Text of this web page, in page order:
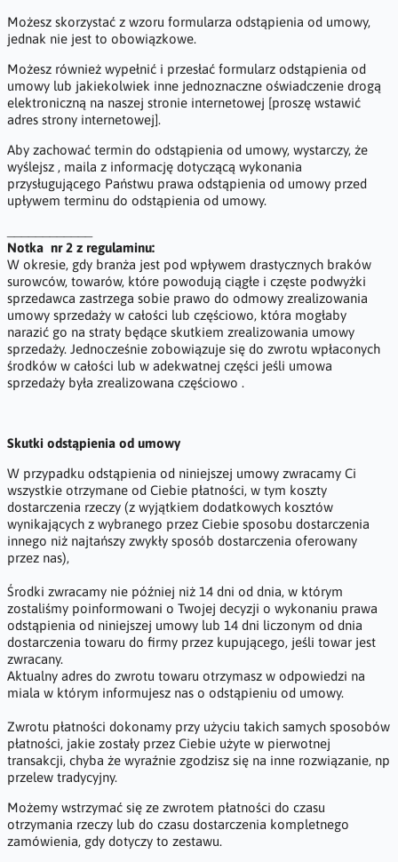
Możesz skorzystać z wzoru formularza odstąpienia od umowy,
jednak nie jest to obowiązkowe.
Możesz również wypełnić i przesłać formularz odstąpienia od
umowy lub jakiekolwiek inne jednoznaczne oświadczenie drogą
elektroniczną na naszej stronie internetowej [proszę wstawić
adres strony internetowej].
Aby zachować termin do odstąpienia od umowy, wystarczy, że
wyślejsz , maila z informację dotyczącą wykonania
przysługującego Państwu prawa odstąpienia od umowy przed
upływem terminu do odstąpienia od umowy.
Notka nr 2 z regulaminu:
W okresie, gdy branża jest pod wpływem drastycznych braków
surowców, towarów, które powodują ciągłe i częste podwyżki
sprzedawca zastrzega sobie prawo do odmowy zrealizowania
umowy sprzedaży w całości lub częściowo, która mogłaby
narazić go na straty będące skutkiem zrealizowania umowy
sprzedaży. Jednocześnie zobowiązuje się do zwrotu wpłaconych
środków w całości lub w adekwatnej części jeśli umowa
sprzedaży była zrealizowana częściowo .
Skutki odstąpienia od umowy
W przypadku odstąpienia od niniejszej umowy zwracamy Ci
wszystkie otrzymane od Ciebie płatności, w tym koszty
dostarczenia rzeczy (z wyjątkiem dodatkowych kosztów
wynikających z wybranego przez Ciebie sposobu dostarczenia
innego niż najtańszy zwykły sposób dostarczenia oferowany
przez nas),
Środki zwracamy nie później niż 14 dni od dnia, w którym
zostaliśmy poinformowani o Twojej decyzji o wykonaniu prawa
odstąpienia od niniejszej umowy lub 14 dni liczonym od dnia
dostarczenia towaru do firmy przez kupującego, jeśli towar jest
zwracany.
Aktualny adres do zwrotu towaru otrzymasz w odpowiedzi na
miala w którym informujesz nas o odstąpieniu od umowy.
Zwrotu płatności dokonamy przy użyciu takich samych sposobów
płatności, jakie zostały przez Ciebie użyte w pierwotnej
transakcji, chyba że wyraźnie zgodzisz się na inne rozwiązanie, np
przelew tradycyjny.
Możemy wstrzymać się ze zwrotem płatności do czasu
otrzymania rzeczy lub do czasu dostarczenia kompletnego
zamówienia, gdy dotyczy to zestawu.